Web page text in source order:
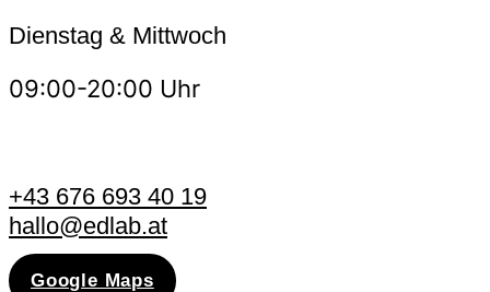
Dienstag & Mittwoch
09:00-20:00 Uhr
+43 676 693 40 19
hallo@edlab.at
Google Maps